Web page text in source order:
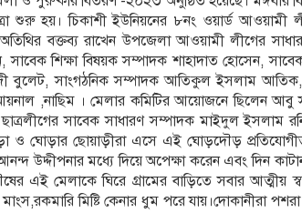
শুরু হয়। চিকাশী ইউনিয়নের ৮নং ওয়ার্ড
অতিথির বক্তব্য রাখেন উপজেলা আওয়ামী লীগের
সাবেক শিক্ষা বিষয়ক সম্পাদক শাহাদাত হোসেন,
সাংগঠনিক সম্পাদক আতিকুল ইসলাম আতিক,
,নাছিম । মেলার কমিটির আয়োজনে ছিলেন আবু
সাবেক সাধারণ সম্পাদক মাইদুল ইসলাম
ও ঘোড়ার ছোয়াড়ীরা এসে এই ঘোড়দৌড়
উদ্দীপনার মধ্যে দিয়ে অপেক্ষা করেন এবং দিন
এই মেলাকে ঘিরে গ্রামের বাড়িতে সবার আত্মীয়
মিষ্টি কেনার ধুম পরে যায়।দোকানীরা